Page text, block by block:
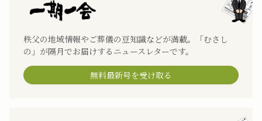
秩父の地域情報やご葬儀の豆知識などが満載。「むさし
の」が隔月でお届けするニュースレターです。
無料最新号を受け取る